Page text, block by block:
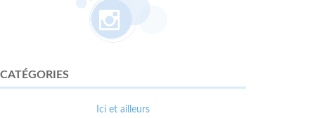
CATÉGORIES
Ici et ailleurs